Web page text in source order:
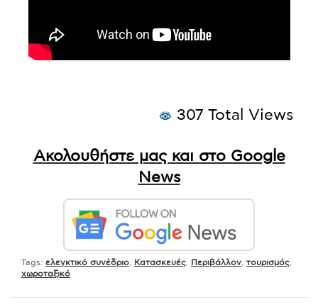
307 Total Views
Ακολουθήστε μας και στο Google
News
Tags: ελεγκτικό συνέδριο Κατασκευές Περιβάλλον τουρισμός
χωροταξικό